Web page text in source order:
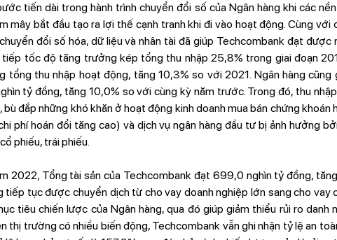
tiến dài trong hành trình chuyển đổi số của Ngân hàng khi các
mây bắt đầu tạo ra lợi thế cạnh tranh khi đi vào hoạt động. Cùng với
đổi số hóa, dữ liệu và nhân tài đã giúp Techcombank đạt
tiếp tốc độ tăng trưởng kép tổng thu nhập 25,8% trong giai đoạn
tổng thu nhập hoạt động, tăng 10,3% so với 2021. Ngân hàng cũng
tỷ đồng, tăng 10,0% so với cùng kỳ năm trước. Trong đó, thu
đắp những khó khăn ở hoạt động kinh doanh mua bán chứng khoán
phí hoán đổi tăng cao) và dịch vụ ngân hàng đầu tư bị ảnh hưởng
phiếu, trái phiếu.
2022, Tổng tài sản của Techcombank đạt 699,0 nghìn tỷ đồng,
tiếp tục được chuyển dịch từ cho vay doanh nghiệp lớn sang cho vay
tiêu chiến lược của Ngân hàng, qua đó giúp giảm thiểu rủi ro danh
thị trường có nhiều biến động, Techcombank vẫn ghi nhận tỷ lệ an